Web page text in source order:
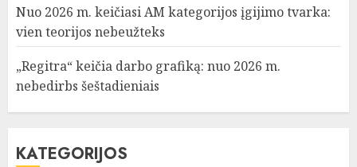
Nuo 2026 m. keičiasi AM kategorijos įgijimo tvarka:
vien teorijos nebeužteks
„Regitra“ keičia darbo grafiką: nuo 2026 m.
nebedirbs šeštadieniais
KATEGORIJOS